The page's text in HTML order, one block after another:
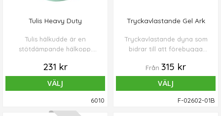
Tulis Heavy Duty
Tulis hälkudde är en
stötdämpande hälkopp.
231 kr
VÄLJ
6010
Tryckavlastande Gel Ark
Tryckavlastande dyna som
bidrar till att förebygga
Från 315 kr
VÄLJ
F-02602-01B